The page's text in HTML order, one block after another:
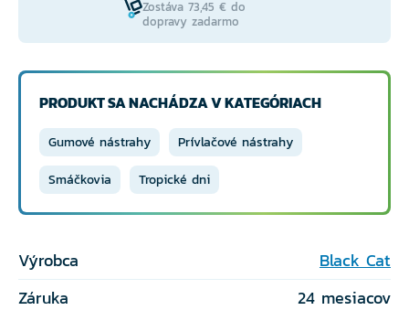
Zostáva 73,45 € do
dopravy zadarmo
PRODUKT SA NACHÁDZA V KATEGÓRIACH
Gumové nástrahy
Prívlačové nástrahy
Smáčkovia
Tropické dni
Výrobca
Black Cat
Záruka
24 mesiacov